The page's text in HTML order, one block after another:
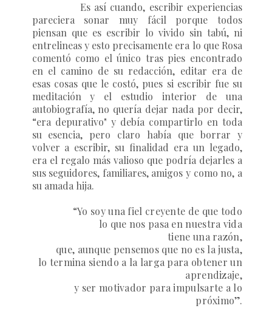
Es así cuando, escribir experiencias
pareciera sonar muy fácil porque todos
piensan que es escribir lo vivido sin tabú, ni
entrelineas y esto precisamente era lo que Rosa
comentó como el único tras pies encontrado
en el camino de su redacción, editar era de
esas cosas que le costó, pues si escribir fue su
meditación y el estudio interior de una
autobiografía, no quería dejar nada por decir,
“era depurativo" y debía compartirlo en toda
su esencia, pero claro había que borrar y
volver a escribir, su finalidad era un legado,
era el regalo más valioso que podría dejarles a
sus seguidores, familiares, amigos y como no, a
su amada hija.
“Yo soy una fiel creyente de que todo
lo que nos pasa en nuestra vida
tiene una razón,
que, aunque pensemos que no es la justa,
lo termina siendo a la larga para obtener un
aprendizaje,
y ser motivador para impulsarte a lo
próximo”.